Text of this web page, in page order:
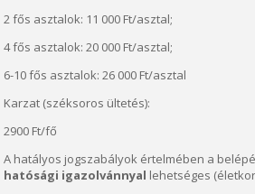
2 fős asztalok: 11 000 Ft/asztal;
4 fős asztalok: 20 000 Ft/asztal;
6-10 fős asztalok: 26 000 Ft/asztal
Karzat (széksoros ültetés):
2900 Ft/fő
A hatályos jogszabályok értelmében a
hatósági igazolvánnyal lehetséges